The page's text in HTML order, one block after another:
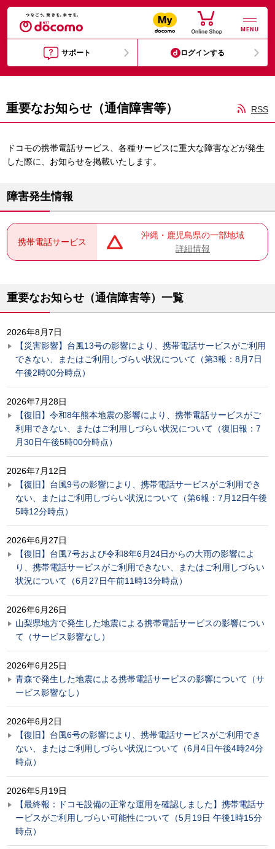
MENU
サポート ログインする
重要なお知らせ（通信障害等） RSS
ドコモの携帯電話サービス、各種サービスに重大な障害などが発生
した際に、お知らせを掲載いたします。
障害発生情報
携帯電話サービス
沖縄・鹿児島県の一部地域
詳細情報
重要なお知らせ（通信障害等）一覧
2026年8月7日
【災害影響】台風13号の影響により、携帯電話サービスがご利用
できない、またはご利用しづらい状況について（第3報：8月7日
午後2時00分時点）
2026年7月28日
【復旧】令和8年熊本地震の影響により、携帯電話サービスがご
利用できない、またはご利用しづらい状況について（復旧報：7
月30日午後5時00分時点）
2026年7月12日
【復旧】台風9号の影響により、携帯電話サービスがご利用でき
ない、またはご利用しづらい状況について（第6報：7月12日午後
5時12分時点）
2026年6月27日
【復旧】台風7号および令和8年6月24日からの大雨の影響によ
り、携帯電話サービスがご利用できない、またはご利用しづらい
状況について（6月27日午前11時13分時点）
2026年6月26日
山梨県地方で発生した地震による携帯電話サービスの影響につい
て（サービス影響なし）
2026年6月25日
青森で発生した地震による携帯電話サービスの影響について（サ
ービス影響なし）
2026年6月2日
【復旧】台風6号の影響により、携帯電話サービスがご利用でき
ない、またはご利用しづらい状況について（6月4日午後4時24分
時点）
2026年5月19日
【最終報：ドコモ設備の正常な運用を確認しました】携帯電話サ
ービスがご利用しづらい可能性について（5月19日 午後1時15分
時点）